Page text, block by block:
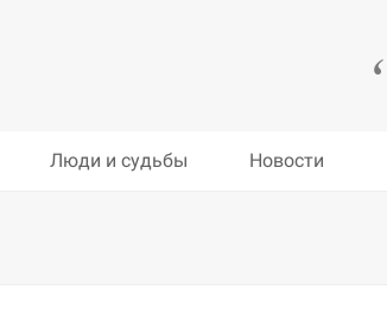
Люди и судьбы Новости